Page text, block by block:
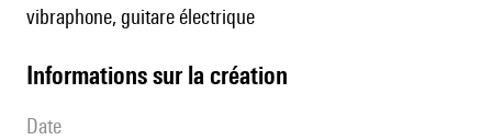
vibraphone, guitare électrique
informations sur la création
date